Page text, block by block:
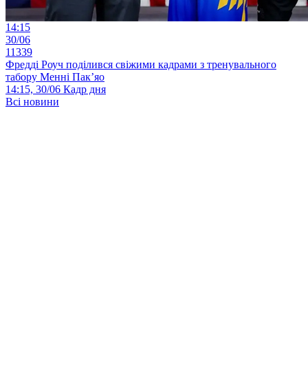
14:15
30/06
11339
Фредді Роуч поділився свіжими кадрами з тренувального
табору Менні Пак’яо
14:15, 30/06 Кадр дня
Всі новини